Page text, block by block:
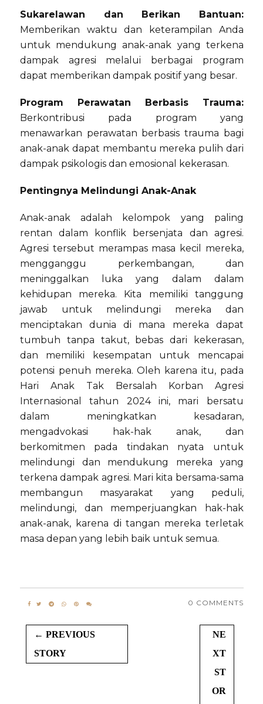
Sukarelawan dan Berikan Bantuan:
Memberikan waktu dan keterampilan Anda
untuk mendukung anak-anak yang terkena
dampak agresi melalui berbagai program
dapat memberikan dampak positif yang besar.
Program Perawatan Berbasis Trauma:
Berkontribusi pada program yang
menawarkan perawatan berbasis trauma bagi
anak-anak dapat membantu mereka pulih dari
dampak psikologis dan emosional kekerasan.
Pentingnya Melindungi Anak-Anak
Anak-anak adalah kelompok yang paling
rentan dalam konflik bersenjata dan agresi.
Agresi tersebut merampas masa kecil mereka,
mengganggu perkembangan, dan
meninggalkan luka yang dalam dalam
kehidupan mereka. Kita memiliki tanggung
jawab untuk melindungi mereka dan
menciptakan dunia di mana mereka dapat
tumbuh tanpa takut, bebas dari kekerasan,
dan memiliki kesempatan untuk mencapai
potensi penuh mereka. Oleh karena itu, pada
Hari Anak Tak Bersalah Korban Agresi
Internasional tahun 2024 ini, mari bersatu
dalam meningkatkan kesadaran,
mengadvokasi hak-hak anak, dan
berkomitmen pada tindakan nyata untuk
melindungi dan mendukung mereka yang
terkena dampak agresi. Mari kita bersama-sama
membangun masyarakat yang peduli,
melindungi, dan memperjuangkan hak-hak
anak-anak, karena di tangan mereka terletak
masa depan yang lebih baik untuk semua.
0 COMMENTS
← PREVIOUS
STORY
NE
XT
ST
OR